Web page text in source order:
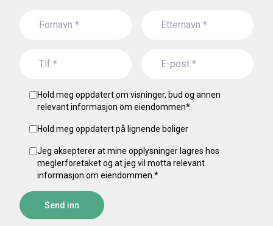
Hold meg oppdatert om visninger, bud og annen
relevant informasjon om eiendommen*
Hold meg oppdatert på lignende boliger
Jeg aksepterer at mine opplysninger lagres hos
meglerforetaket og at jeg vil motta relevant
informasjon om eiendommen. *
Send inn